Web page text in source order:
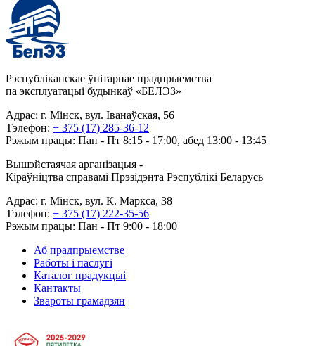
Рэспубліканскае ўнітарнае прадпрыемства
па эксплуатацыі будынкаў «БЕЛЭЗ»
Адрас: г. Мінск, вул. Іванаўская, 56
Тэлефон: + 375 (17) 285-36-12
Рэжым працы: Пан - Пт 8:15 - 17:00, абед 13:00 - 13:45
Вышэйстаячая арганізацыя -
Кіраўніцтва справамі Прэзідэнта Рэспублікі Беларусь
Адрас: г. Мінск, вул. К. Маркса, 38
Тэлефон: + 375 (17) 222-35-56
Рэжым працы: Пан - Пт 9:00 - 18:00
Аб прадпрыемстве
Работы і паслугі
Каталог прадукцыі
Кантакты
Звароты грамадзян